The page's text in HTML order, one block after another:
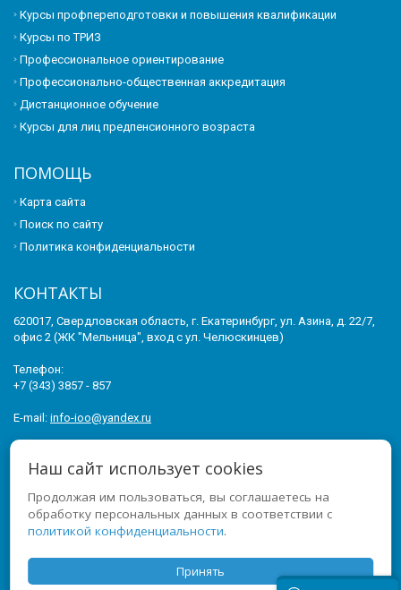
Курсы профпереподготовки и повышения квалификации
Курсы по ТРИЗ
Профессиональное ориентирование
Профессионально-общественная аккредитация
Дистанционное обучение
Курсы для лиц предпенсионного возраста
ПОМОЩЬ
Карта сайта
Поиск по сайту
Политика конфиденциальности
КОНТАКТЫ
620017, Свердловская область, г. Екатеринбург, ул. Азина, д. 22/7,
офис 2 (ЖК "Мельница", вход с ул. Челюскинцев)
Телефон:
+7 (343) 3857 - 857
E-mail: info-ioo@yandex.ru
ПРАВА ЗАЩИЩЕНЫ.
МЫ В СОЦСЕТЯХ
Наш сайт использует cookies
Продолжая им пользоваться, вы соглашаетесь на
обработку персональных данных в соответствии с
политикой конфиденциальности.
Принять